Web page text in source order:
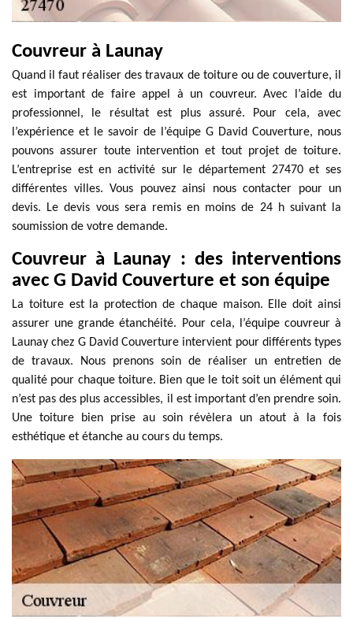
Couvreur à Launay
Quand il faut réaliser des travaux de toiture ou de couverture, il
est important de faire appel à un couvreur. Avec l’aide du
professionnel, le résultat est plus assuré. Pour cela, avec
l’expérience et le savoir de l’équipe G David Couverture, nous
pouvons assurer toute intervention et tout projet de toiture.
L’entreprise est en activité sur le département 27470 et ses
différentes villes. Vous pouvez ainsi nous contacter pour un
devis. Le devis vous sera remis en moins de 24 h suivant la
soumission de votre demande.
Couvreur à Launay : des interventions
avec G David Couverture et son équipe
La toiture est la protection de chaque maison. Elle doit ainsi
assurer une grande étanchéité. Pour cela, l’équipe couvreur à
Launay chez G David Couverture intervient pour différents types
de travaux. Nous prenons soin de réaliser un entretien de
qualité pour chaque toiture. Bien que le toit soit un élément qui
n’est pas des plus accessibles, il est important d’en prendre soin.
Une toiture bien prise au soin révèlera un atout à la fois
esthétique et étanche au cours du temps.